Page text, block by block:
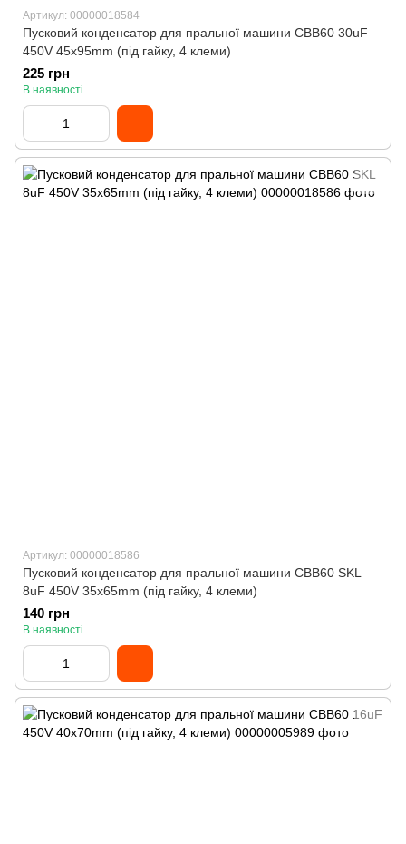
Артикул: 00000018584
Пусковий конденсатор для пральної машини CBB60 30uF
450V 45x95mm (під гайку, 4 клеми)
225 грн
В наявності
Артикул: 00000018586
Пусковий конденсатор для пральної машини CBB60 SKL
8uF 450V 35x65mm (під гайку, 4 клеми)
140 грн
В наявності